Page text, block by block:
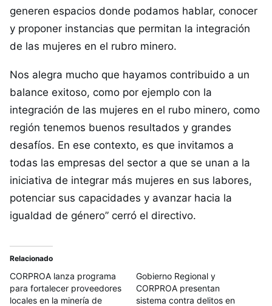
generen espacios donde podamos hablar, conocer
y proponer instancias que permitan la integración
de las mujeres en el rubro minero.
Nos alegra mucho que hayamos contribuido a un
balance exitoso, como por ejemplo con la
integración de las mujeres en el rubo minero, como
región tenemos buenos resultados y grandes
desafíos. En ese contexto, es que invitamos a
todas las empresas del sector a que se unan a la
iniciativa de integrar más mujeres en sus labores,
potenciar sus capacidades y avanzar hacia la
igualdad de género” cerró el directivo.
Relacionado
CORPROA lanza programa
para fortalecer proveedores
locales en la minería de
Gobierno Regional y
CORPROA presentan
sistema contra delitos en